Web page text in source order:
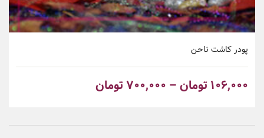
پودر کاشت ناحن
۱۰۶,۰۰۰تومان– ۷۰۰,۰۰۰تومان